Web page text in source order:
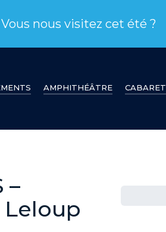
Vous nous visitez cet été ?
AMPHITHÉÂTRE CABARET
–